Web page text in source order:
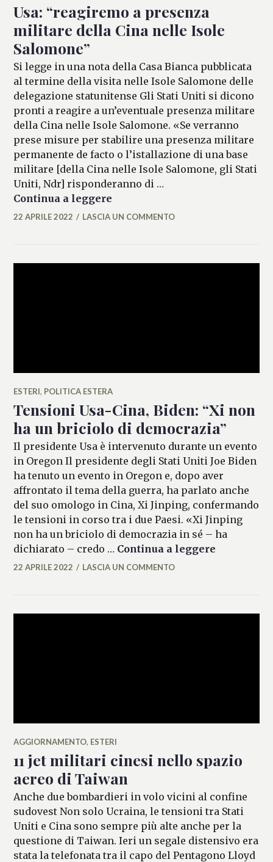
Usa: “reagiremo a presenza
militare della Cina nelle Isole
Salomone”
Si legge in una nota della Casa Bianca pubblicata
al termine della visita nelle Isole Salomone delle
delegazione statunitense Gli Stati Uniti si dicono
pronti a reagire a un’eventuale presenza militare
della Cina nelle Isole Salomone. «Se verranno
prese misure per stabilire una presenza militare
permanente de facto o l’istallazione di una base
militare [della Cina nelle Isole Salomone, gli Stati
Uniti, Ndr] risponderanno di …
Continua a leggere
FRANCESCA
22 APRILE 2022 LASCIA UN COMMENTO
ESTERI, POLITICA ESTERA
Tensioni Usa-Cina, Biden: “Xi non
ha un briciolo di democrazia”
Il presidente Usa è intervenuto durante un evento
in Oregon Il presidente degli Stati Uniti Joe Biden
ha tenuto un evento in Oregon e, dopo aver
affrontato il tema della guerra, ha parlato anche
del suo omologo in Cina, Xi Jinping, confermando
le tensioni in corso tra i due Paesi. «Xi Jinping
non ha un briciolo di democrazia in sé – ha
dichiarato – credo … Continua a leggere
MICAELA
22 APRILE 2022 LASCIA UN COMMENTO
AGGIORNAMENTO, ESTERI
11 jet militari cinesi nello spazio
aereo di Taiwan
Anche due bombardieri in volo vicini al confine
sudovest Non solo Ucraina, le tensioni tra Stati
Uniti e Cina sono sempre più alte anche per la
questione di Taiwan. Ieri un segale distensivo era
stata la telefonata tra il capo del Pentagono Lloyd